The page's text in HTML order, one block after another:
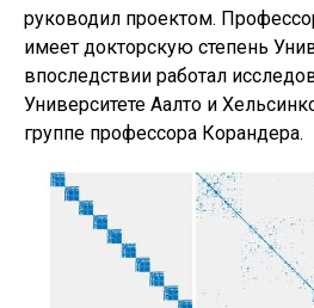
руководил проектом.
имеет докторскую степень
впоследствии работал
Университете Аалто и
группе профессора Корандера.